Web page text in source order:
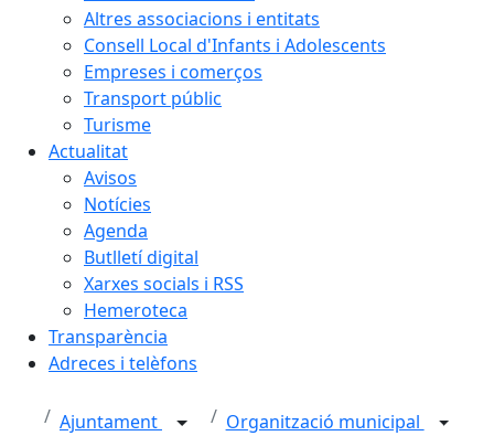
Altres associacions i entitats
Consell Local d'Infants i Adolescents
Empreses i comerços
Transport públic
Turisme
Actualitat
Avisos
Notícies
Agenda
Butlletí digital
Xarxes socials i RSS
Hemeroteca
Transparència
Adreces i telèfons
Ajuntament
Organització municipal